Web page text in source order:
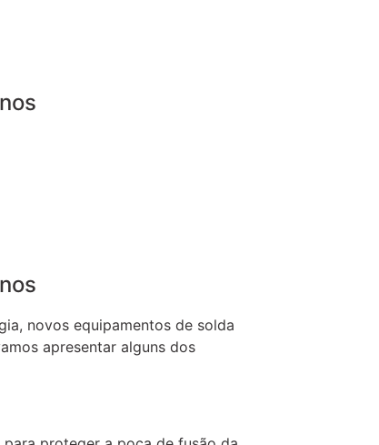
novos equipamentos de solda
apresentar alguns dos